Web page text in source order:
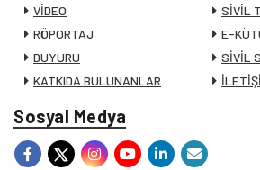
VİDEO
RÖPORTAJ
DUYURU
KATKIDA BULUNANLAR
SİVİL
E-
SİVİL
Sosyal Medya